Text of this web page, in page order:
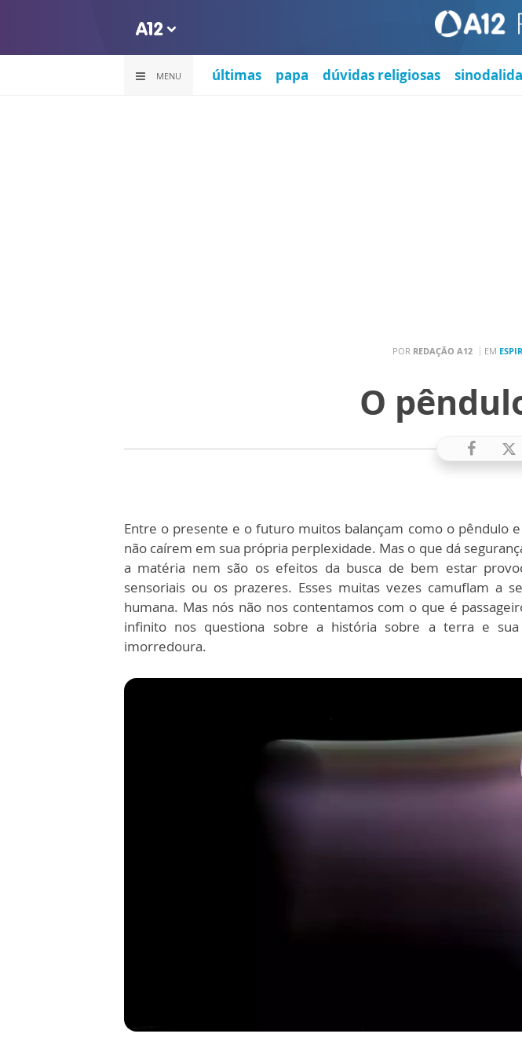
MENU últimas papa dúvidas religiosas
POR REDAÇÃO A12 EM
O
Entre o presente e o futuro muitos balançam como o pêndulo
não caírem em sua própria perplexidade. Mas o que dá
a matéria nem são os efeitos da busca de bem estar
sensoriais ou os prazeres. Esses muitas vezes camuflam a
humana. Mas nós não nos contentamos com o que é
infinito nos questiona sobre a história sobre a terra e
imorredoura.